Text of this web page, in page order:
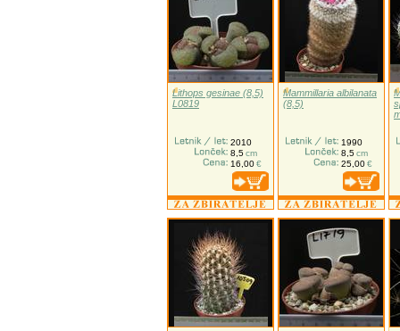
Lithops gesinae (8,5)
L0819
2010
8,5cm
16,00€
Mammillaria albilanata
(8,5)
1990
8,5cm
25,00€